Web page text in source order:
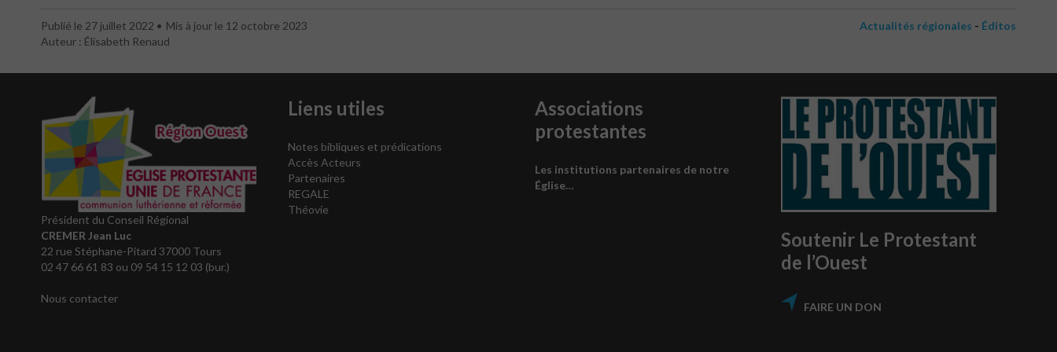
Publié le 27 juillet 2022
Mis à jour le 12 octobre 2023
Auteur : Élisabeth Renaud
Actualités régionales - Éditos
Président du Conseil Régional
CREMER Jean Luc
22 rue Stéphane-Pitard 37000 Tours
02 47 66 61 83 ou 09 54 15 12 03 (bur.)
Nous contacter
Liens utiles
Notes bibliques et prédications
Accès Acteurs
Partenaires
REGALE
Théovie
Associations
protestantes
Les institutions partenaires de notre
Église…
Soutenir Le Protestant
de l’Ouest
FAIRE UN DON